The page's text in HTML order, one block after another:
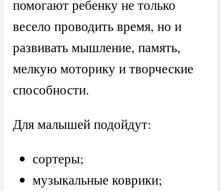
помогают ребенку не только
весело проводить время, но и
развивать мышление, память,
мелкую моторику и творческие
способности.
Для малышей подойдут:
сортеры;
музыкальные коврики;